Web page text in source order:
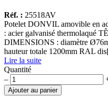
Réf. : 25518AV
Potelet DONVIL amovible en
: acier galvanisé thermolaqué
DIMENSIONS : diamètre
hauteur totale 1200mm RAL
Lire la suite
Quantité
quantité
de
Potelet
–
Ajouter au panier